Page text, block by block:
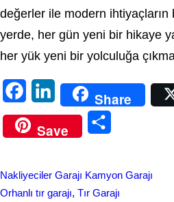
değerler ile modern ihtiyaçların
yerde, her gün yeni bir hikaye
her yük yeni bir yolculuğa
a
c
i
n
Share
Save
r
Nakliyeciler Garajı Kamyon Garajı
Orhanlı tır garajı, Tır Garajı